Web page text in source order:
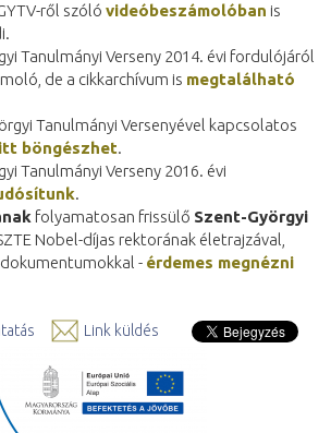
ről szóló videóbeszámolóban is
Tanulmányi Verseny 2014. évi fordulójáról
de a cikkarchívum is megtalálható
Tanulmányi Versenyével kapcsolatos
itt böngészhet.
Tanulmányi Verseny 2016. évi
.
folyamatosan frissülő Szent-Györgyi
Nobel-díjas rektorának életrajzával,
- érdemes megnézni
Link küldés